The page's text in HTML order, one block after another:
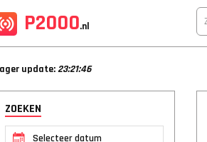
P2000.nl
update:23:21:46
ZOEKEN